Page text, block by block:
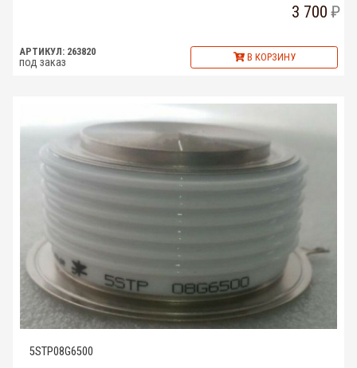
3 700
АРТИКУЛ: 263820
под заказ В КОРЗИНУ
5STP08G6500